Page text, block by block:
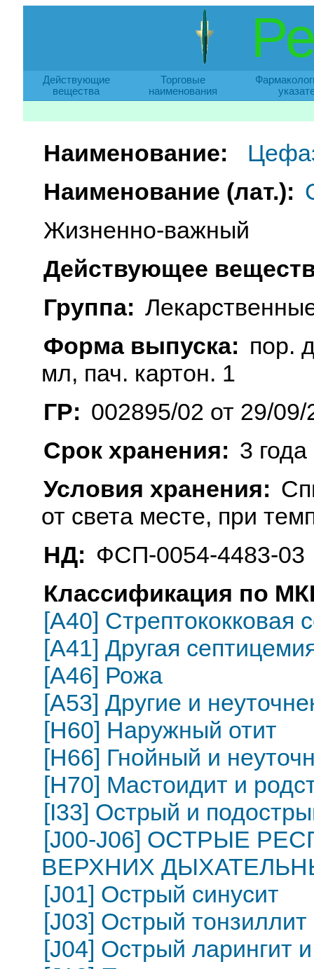
Действующие
вещества
Торговые
наименования
Наименование:
Наименование (лат.):
Жизненно-важный
Действующее
Группа:
Форма выпуска: пор.
мл, пач. картон. 1
ГР: 002895/02 от 29/
Срок хранения: 3 года
Условия хранения:
от света месте, при
НД: ФСП-0054-4483-03
Классификация по
[A40] Стрептококковая
[A41] Другая
[A46] Рожа
[A53] Другие и
[H60] Наружный отит
[H66] Гнойный и
[H70] Мастоидит и
[I33] Острый и
[J00-J06] ОСТРЫЕ
ВЕРХНИХ
[J01] Острый синусит
[J03] Острый тонзиллит
[J04] Острый ларингит